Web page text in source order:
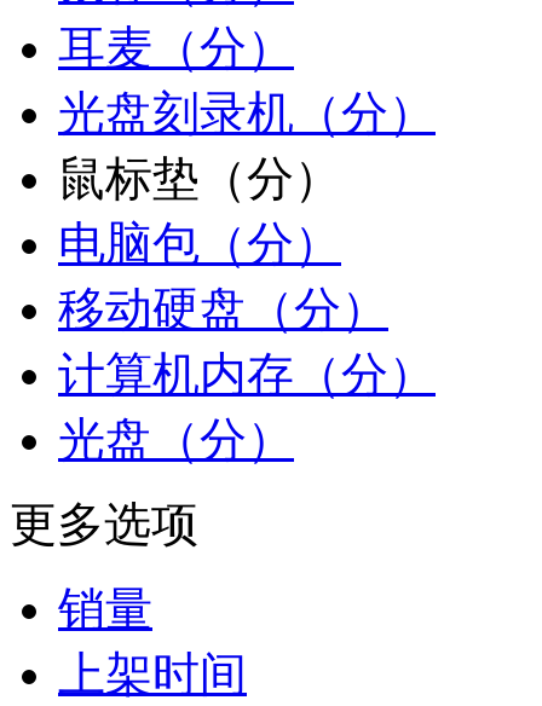
耳麦（分）
光盘刻录机（分）
鼠标垫（分）
电脑包（分）
移动硬盘（分）
计算机内存（分）
光盘（分）
更多选项
销量
上架时间